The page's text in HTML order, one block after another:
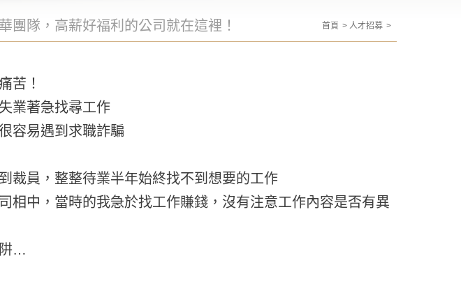
團隊，高薪好福利的公司就在這裡！ 首頁 人才招募
苦！
業著急找尋工作
容易遇到求職詐騙
裁員，整整待業半年始終找不到想要的工作
相中，當時的我急於找工作賺錢，沒有注意工作內容是否有異
阱…